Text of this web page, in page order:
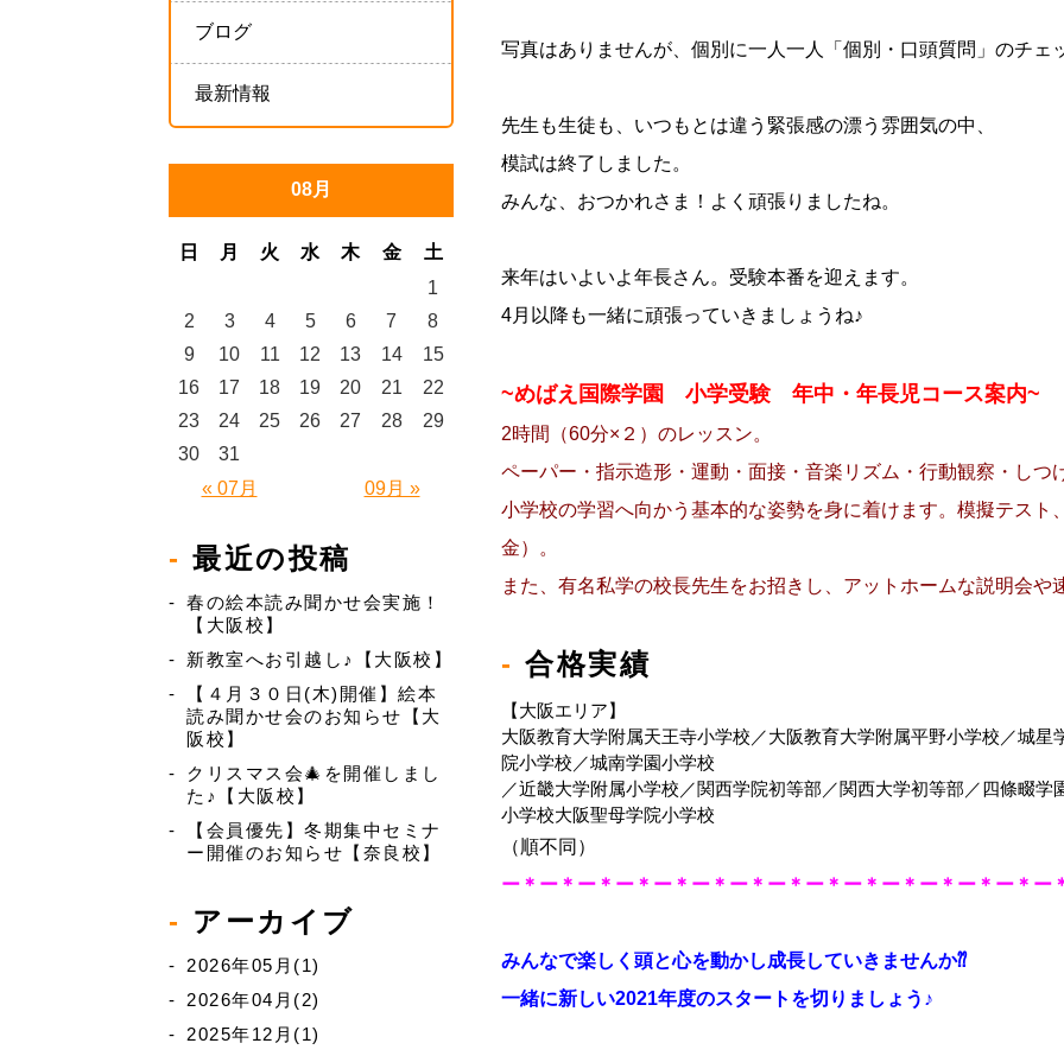
ブログ
最新情報
08月
日 月 火 水 木 金 土
« 07月 09月 »
1
2
3 4 5 6 7
8
9
10 11 12 13 14
15
16
17 18 19 20 21
22
23
24 25 26 27 28
29
30
31
最近の投稿
春の絵本読み聞かせ会実施！
【大阪校】
新教室へお引越し♪【大阪校】
【４月３０日(木)開催】絵本
読み聞かせ会のお知らせ【大
阪校】
クリスマス会🎄を開催しまし
た♪【大阪校】
【会員優先】冬期集中セミナ
ー開催のお知らせ【奈良校】
アーカイブ
2026年05月(1)
2026年04月(2)
2025年12月(1)
写真はありませんが、個別に一人一人「個別・口頭質問」のチェ
先生も生徒も、いつもとは違う緊張感の漂う雰囲気の中、
模試は終了しました。
みんな、おつかれさま！よく頑張りましたね。
来年はいよいよ年長さん。受験本番を迎えます。
4月以降も一緒に頑張っていきましょうね♪
~めばえ国際学園 小学受験 年中・年長児コース案内~
2時間（60分×２）のレッスン。
ペーパー・指示造形・運動・面接・音楽リズム・行動観察・しつ
小学校の学習へ向かう基本的な姿勢を身に着けます。 模擬テスト
金）。
また、有名私学の校長先生をお招きし、アットホームな説明会や
合格実績
【大阪エリア】
大阪教育大学附属天王寺小学校／大阪教育大学附属平野小学校 ／城星
院小学校 ／城南学園小学校
／近畿大学附属小学校／関西学院初等部／関西大学初等部／四條畷
小学校大阪聖母学院小学校
（順不同）
ー＊ー＊ー＊ー＊ー＊ー＊ー＊ー＊ー＊ー＊ー＊ー＊ー＊ー＊ー
みんなで楽しく頭と心を動かし成長していきませんか⁇
一緒に新しい2021年度のスタートを切りましょう♪